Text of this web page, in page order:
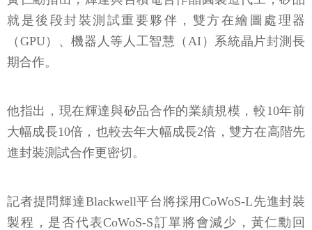
就是後段封裝測試重要夥伴，雙方在繪圖處理器
（GPU）、機器人等人工智慧（AI）系統晶片封測長
期合作。
他指出，現在輝達與矽品合作的業績規模，較10年前
大幅成長10倍，也較去年大幅成長2倍，雙方在高階先
進封裝測試合作更密切。
記者提問輝達Blackwell平台將採用CoWoS-L先進封裝
製程，是否代表CoWoS-S訂單將會減少，黃仁勳回